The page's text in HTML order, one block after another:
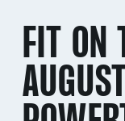
FIT ON